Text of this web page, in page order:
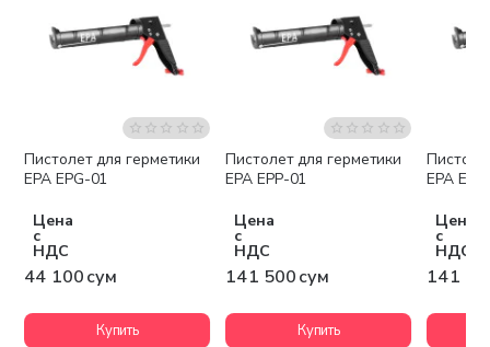
Пистолет для герметики
EPA EPG-01
Цена
с
НДС
44 100 сум
Купить
Пистолет для герметики
EPA EPP-01
Цена
с
НДС
141 500 сум
Купить
EPA
Цена
с
НДС
141